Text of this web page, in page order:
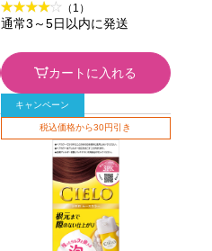
ャパン (医薬部外品)
（1）
通常3～5日以内に発送
カートに入れる
キャンペーン
税込価格から30円引き